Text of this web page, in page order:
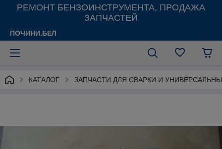
РЕМОНТ БЕНЗОИНСТРУМЕНТА, ПРОДАЖА
ЗАПЧАСТЕЙ
ПОЧИНИ.БЕЛ
КАТАЛОГ ЗАПЧАСТИ ДЛЯ СВАРКИ И